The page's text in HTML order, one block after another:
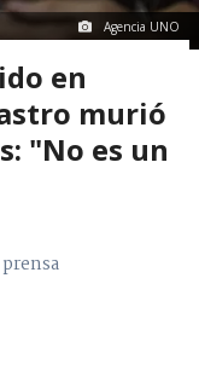
Agencia UNO
en
murió
"No es un